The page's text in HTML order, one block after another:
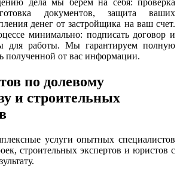
дела мы берем на себя: проверка
документов, защита ваших
денег от застройщика на ваш счет.
минимально: подписать договор и
для работы. Мы гарантируем полную
полученной от вас информации.
по долевому
и строительных
услуги опытных специалистов
строительных экспертов и юристов с